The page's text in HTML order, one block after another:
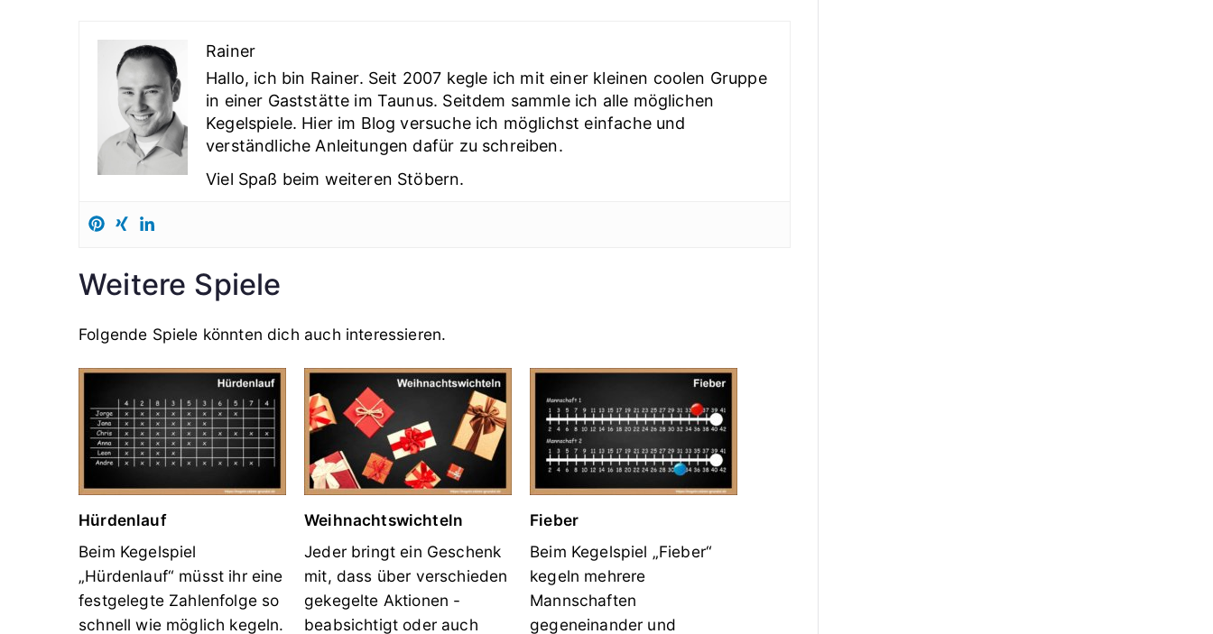
Rainer
Hallo, ich bin Rainer. Seit 2007 kegle ich mit einer kleinen coolen Gruppe
in einer Gaststätte im Taunus. Seitdem sammle ich alle möglichen
Kegelspiele. Hier im Blog versuche ich möglichst einfache und
verständliche Anleitungen dafür zu schreiben.
Viel Spaß beim weiteren Stöbern.
Weitere Spiele
Folgende Spiele könnten dich auch interessieren.
Hürdenlauf
Beim Kegelspiel
„Hürdenlauf“ müsst ihr eine
festgelegte Zahlenfolge so
schnell wie möglich kegeln.
Weihnachtswichteln
Jeder bringt ein Geschenk
mit, dass über verschieden
gekegelte Aktionen -
beabsichtigt oder auch
Fieber
Beim Kegelspiel „Fieber“
kegeln mehrere
Mannschaften
gegeneinander und